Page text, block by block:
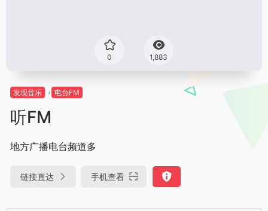
0 1,883
发现音乐 电台FM
听FM
地方广播电台频道多
链接直达 手机查看